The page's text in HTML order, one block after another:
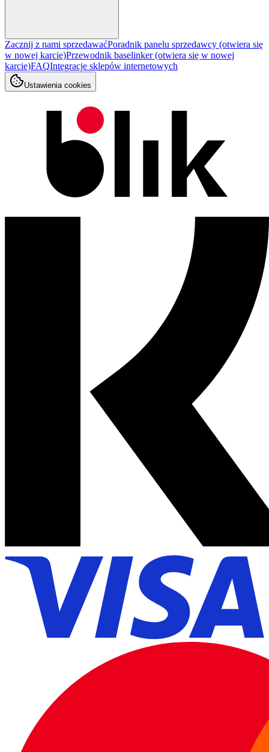
Zacznij z nami sprzedawaćPoradnik panelu sprzedawcy (otwiera się
w nowej karcie)Przewodnik baselinker(otwiera się w nowej
karcie)FAQIntegracje sklepów internetowych
Ustawienia cookies